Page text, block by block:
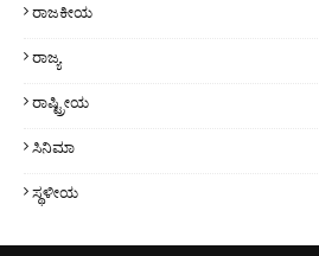
ರಾಜಕೀಯ
ರಾಜ್ಯ
ರಾಷ್ಟ್ರೀಯ
ಸಿನಿಮಾ
ಸ್ಥಳೀಯ